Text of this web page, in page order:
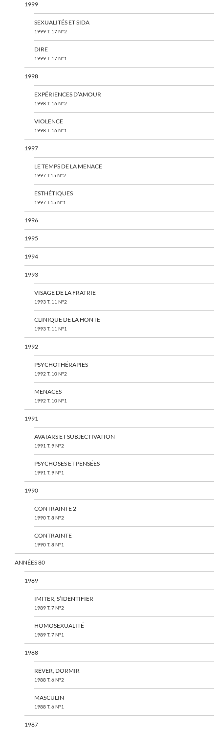
1999
SEXUALITÉS ET SIDA
1999 T. 17 N°2
DIRE
1999 T. 17 N°1
1998
EXPÉRIENCES D’AMOUR
1998 T. 16 N°2
VIOLENCE
1998 T. 16 N°1
1997
LE TEMPS DE LA MENACE
1997 T.15 N°2
ESTHÉTIQUES
1997 T.15 N°1
1996
1995
1994
1993
VISAGE DE LA FRATRIE
1993 T. 11 N°2
CLINIQUE DE LA HONTE
1993 T. 11 N°1
1992
PSYCHOTHÉRAPIES
1992 T. 10 N°2
MENACES
1992 T. 10 N°1
1991
AVATARS ET SUBJECTIVATION
1991 T. 9 N°2
PSYCHOSES ET PENSÉES
1991 T. 9 N°1
1990
CONTRAINTE 2
1990 T. 8 N°2
CONTRAINTE
1990 T. 8 N°1
ANNÉES 80
1989
IMITER, S’IDENTIFIER
1989 T. 7 N°2
HOMOSEXUALITÉ
1989 T. 7 N°1
1988
RÊVER, DORMIR
1988 T. 6 N°2
MASCULIN
1988 T. 6 N°1
1987